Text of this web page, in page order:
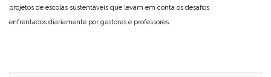
projetos de escolas sustentáveis que levam em conta os desafios
enfrentados diariamente por gestores e professores.